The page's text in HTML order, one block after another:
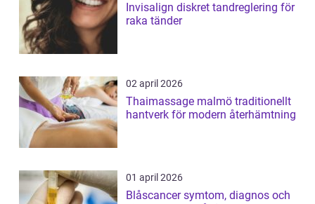
Invisalign diskret tandreglering för
raka tänder
02 april 2026
Thaimassage malmö traditionellt
hantverk för modern återhämtning
01 april 2026
Blåscancer symtom, diagnos och